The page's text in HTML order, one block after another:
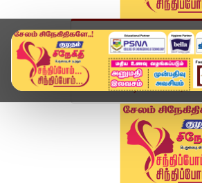
முகப்பு விளையாட்டு
Home வீடியோ ஸ்டோரி